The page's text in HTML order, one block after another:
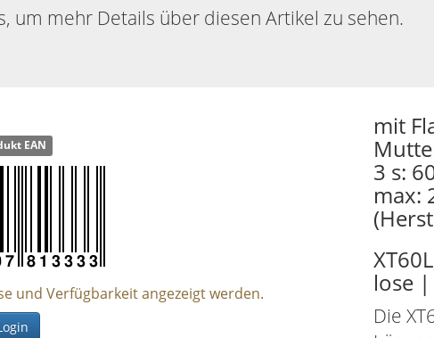
um mehr Details über diesen Artikel zu sehen.
EAN
und Verfügbarkeit angezeigt werden.
mit
3 s:
max:
lose |
Die